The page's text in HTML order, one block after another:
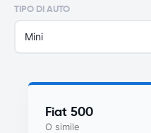
TIPO DI AUTO
Mini
Fiat 500
O simile